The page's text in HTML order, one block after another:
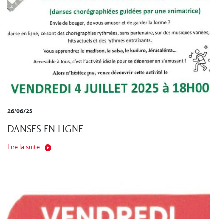
26/06/25
DANSES EN LIGNE
Lire la suite